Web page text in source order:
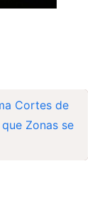
Cortes de
Zonas se